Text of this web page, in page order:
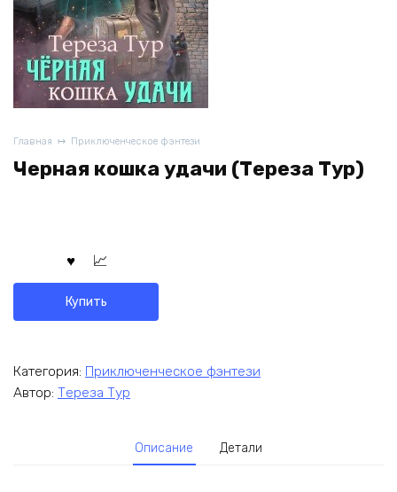
Главная Приключенческое фэнтези
Черная кошка удачи (Тереза Тур)
Купить
Категория: Приключенческое фэнтези
Автор: Тереза Тур
Описание Детали